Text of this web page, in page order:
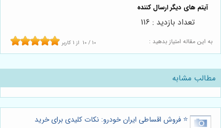
به این مقاله امتیاز بدهید : 10 / 10 از 1 کاربر
تعداد بازدید : 116
مطالب مشابه
⭐️ فروش اقساطی ایران خودرو: نکات کلیدی برای خرید